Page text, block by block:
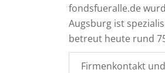
fondsfueralle.de
Augsburg ist
betreut heute rund
Firmenkontakt